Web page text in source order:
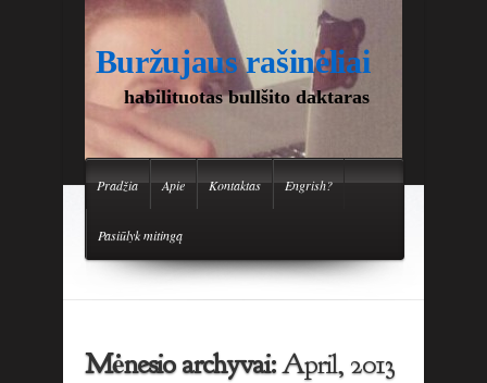
Buržujaus rašinėliai
habilituotas bullšito daktaras
Pradžia Apie Kontaktas Engrish?
Pasiūlyk mitingą
Mėnesio archyvai:April, 2013